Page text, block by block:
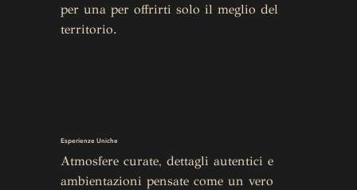
per una per offrirti solo il meglio del
territorio.
Esperienze Uniche
Atmosfere curate, dettagli autentici e
ambientazioni pensate come un vero